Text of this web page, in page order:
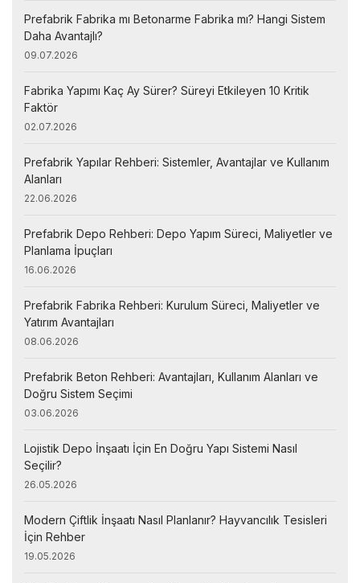
Prefabrik Fabrika mı Betonarme Fabrika mı? Hangi Sistem
Daha Avantajlı?
09.07.2026
Fabrika Yapımı Kaç Ay Sürer? Süreyi Etkileyen 10 Kritik
Faktör
02.07.2026
Prefabrik Yapılar Rehberi: Sistemler, Avantajlar ve Kullanım
Alanları
22.06.2026
Prefabrik Depo Rehberi: Depo Yapım Süreci, Maliyetler ve
Planlama İpuçları
16.06.2026
Prefabrik Fabrika Rehberi: Kurulum Süreci, Maliyetler ve
Yatırım Avantajları
08.06.2026
Prefabrik Beton Rehberi: Avantajları, Kullanım Alanları ve
Doğru Sistem Seçimi
03.06.2026
Lojistik Depo İnşaatı İçin En Doğru Yapı Sistemi Nasıl
Seçilir?
26.05.2026
Modern Çiftlik İnşaatı Nasıl Planlanır? Hayvancılık Tesisleri
İçin Rehber
19.05.2026